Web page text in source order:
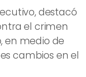
destacó
el crimen
en medio de
cambios en el